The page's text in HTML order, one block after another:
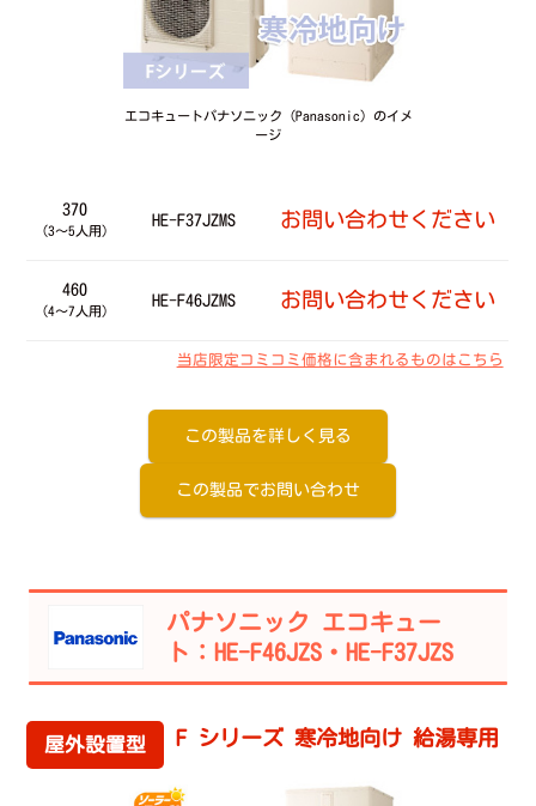
エコキュートパナソニック（Panasonic）のイメ
ージ
370
（3～5人用）
HE-F37JZMS お問い合わせください
460
（4～7人用）
HE-F46JZMS お問い合わせください
当店限定コミコミ価格に含まれるものはこちら
この製品を詳しく見る
この製品でお問い合わせ
パナソニック エコキュー
ト：HE-F46JZS・HE-F37JZS
屋外設置型 F シリーズ 寒冷地向け 給湯専用